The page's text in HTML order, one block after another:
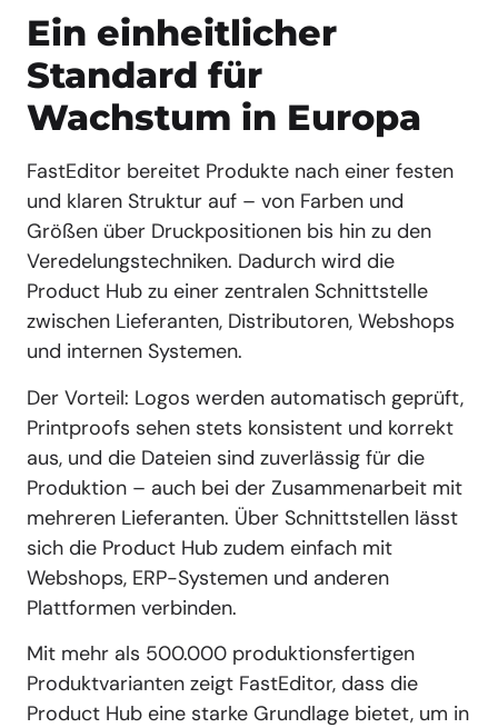
Ein einheitlicher
Standard für
Wachstum in Europa
FastEditor bereitet Produkte nach einer festen
und klaren Struktur auf – von Farben und
Größen über Druckpositionen bis hin zu den
Veredelungstechniken. Dadurch wird die
Product Hub zu einer zentralen Schnittstelle
zwischen Lieferanten, Distributoren, Webshops
und internen Systemen.
Der Vorteil: Logos werden automatisch geprüft,
Printproofs sehen stets konsistent und korrekt
aus, und die Dateien sind zuverlässig für die
Produktion – auch bei der Zusammenarbeit mit
mehreren Lieferanten. Über Schnittstellen lässt
sich die Product Hub zudem einfach mit
Webshops, ERP-Systemen und anderen
Plattformen verbinden.
Mit mehr als 500.000 produktionsfertigen
Produktvarianten zeigt FastEditor, dass die
Product Hub eine starke Grundlage bietet, um in